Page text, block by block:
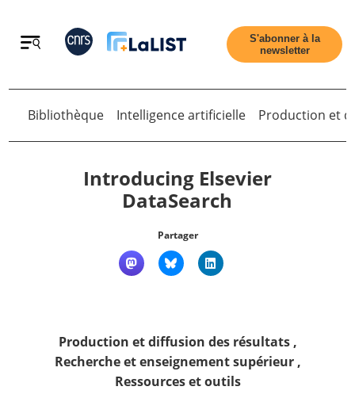
Retour
Contact
S'abonner à la
newsletter
Retour
Bibliothèque Intelligence artificielle Production et
Introducing Elsevier
DataSearch
Partager
Production et diffusion des résultats,
Recherche et enseignement supérieur,
Ressources et outils